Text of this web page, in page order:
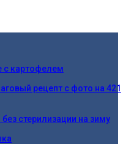
с картофелем
рецепт с фото на 421
стерилизации на зиму